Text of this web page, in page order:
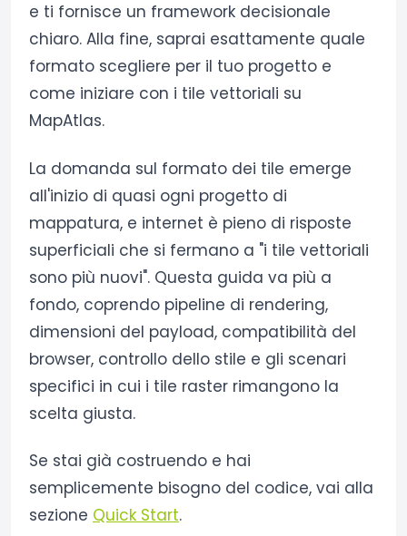
e ti fornisce un framework decisionale
chiaro. Alla fine, saprai esattamente quale
formato scegliere per il tuo progetto e
come iniziare con i tile vettoriali su
MapAtlas.
La domanda sul formato dei tile emerge
all'inizio di quasi ogni progetto di
mappatura, e internet è pieno di risposte
superficiali che si fermano a "i tile vettoriali
sono più nuovi". Questa guida va più a
fondo, coprendo pipeline di rendering,
dimensioni del payload, compatibilità del
browser, controllo dello stile e gli scenari
specifici in cui i tile raster rimangono la
scelta giusta.
Se stai già costruendo e hai
semplicemente bisogno del codice, vai alla
sezione Quick Start.